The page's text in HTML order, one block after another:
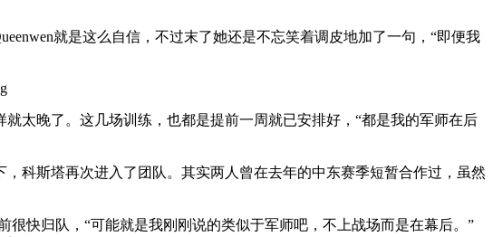
就是这么自信，不过末了她还是不忘笑着调皮地加了一句，“即便我
太晚了。这几场训练，也都是提前一周就已安排好，“都是我的军师在后
科斯塔再次进入了团队。其实两人曾在去年的中东赛季短暂合作过，虽然
快归队，“可能就是我刚刚说的类似于军师吧，不上战场而是在幕后。”